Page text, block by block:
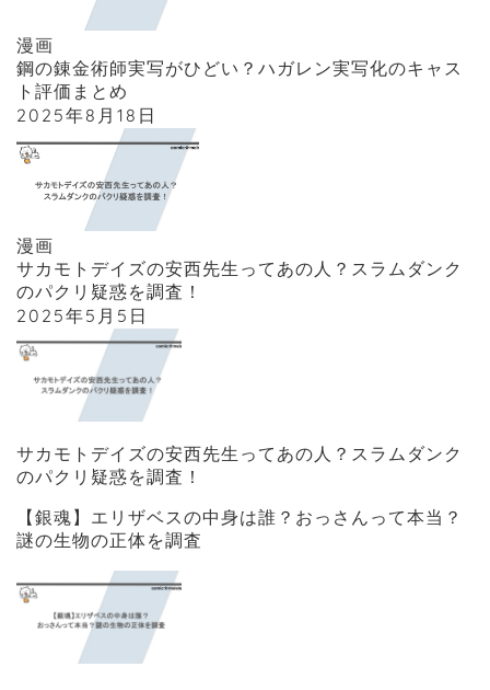
漫画
鋼の錬金術師実写がひどい？ハガレン実写化のキャス
ト評価まとめ
2025年8月18日
漫画
サカモトデイズの安西先生ってあの人？スラムダンク
のパクリ疑惑を調査！
2025年5月5日
サカモトデイズの安西先生ってあの人？スラムダンク
のパクリ疑惑を調査！
【銀魂】エリザベスの中身は誰？おっさんって本当？
謎の生物の正体を調査